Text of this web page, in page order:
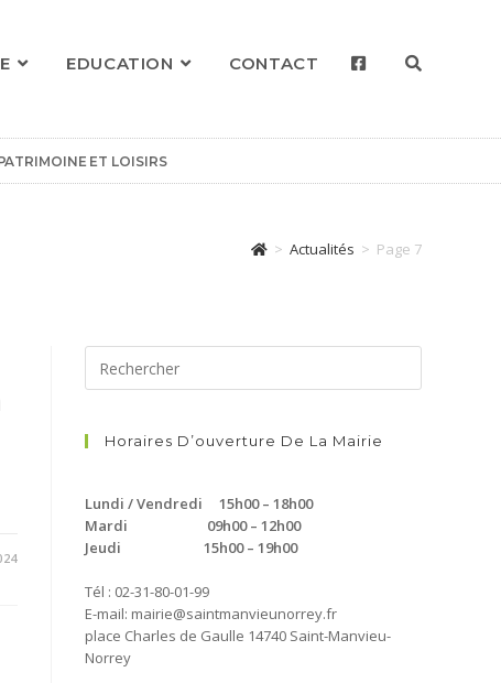
EDUCATION CONTACT
ET LOISIRS
> Actualités > Page 7
Horaires D’ouverture De La Mairie
Lundi / Vendredi 15h00 – 18h00
Mardi 09h00 – 12h00
Jeudi 15h00 – 19h00
Tél : 02-31-80-01-99
E-mail: mairie@saintmanvieunorrey.fr
place Charles de Gaulle 14740 Saint-Manvieu-
Norrey